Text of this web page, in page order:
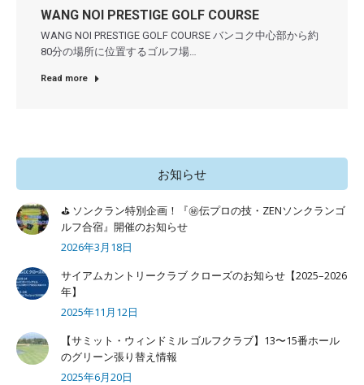
WANG NOI PRESTIGE GOLF COURSE
WANG NOI PRESTIGE GOLF COURSE バンコク中心部から約
80分の場所に位置するゴルフ場…
Read more
お知らせ
⛳ ソンクラン特別企画！『㊙️伝プロの技・ZENソンクランゴ
ルフ合宿』開催のお知らせ
2026年3月18日
サイアムカントリークラブ クローズのお知らせ【2025–2026
年】
2025年11月12日
【サミット・ウィンドミル ゴルフクラブ】13〜15番ホール
のグリーン張り替え情報
2025年6月20日